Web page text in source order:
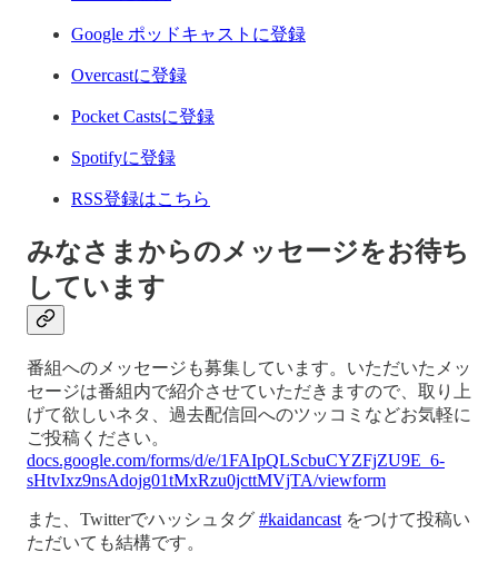
Google ポッドキャストに登録
Overcastに登録
Pocket Castsに登録
Spotifyに登録
RSS登録はこちら
みなさまからのメッセージをお待ち
しています
番組へのメッセージも募集しています。いただいたメッ
セージは番組内で紹介させていただきますので、取り上
げて欲しいネタ、過去配信回へのツッコミなどお気軽に
ご投稿ください。
docs.google.com/forms/d/e/1FAIpQLScbuCYZFjZU9E_6-
sHtvIxz9nsAdojg01tMxRzu0jcttMVjTA/viewform
また、Twitterでハッシュタグ #kaidancast をつけて投稿い
ただいても結構です。